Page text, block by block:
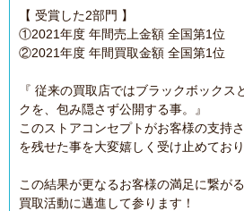
【 受賞した2部門 】
①2021年度 年間売上金額 全国第1位
②2021年度 年間買取金額 全国第1位
『 従来の買取店ではブラックボックス
クを、包み隠さず公開する事。』
このストアコンセプトがお客様の支持
を残せた事を大変嬉しく受け止めており
この結果が更なるお客様の満足に繋が
買取活動に邁進して参ります！